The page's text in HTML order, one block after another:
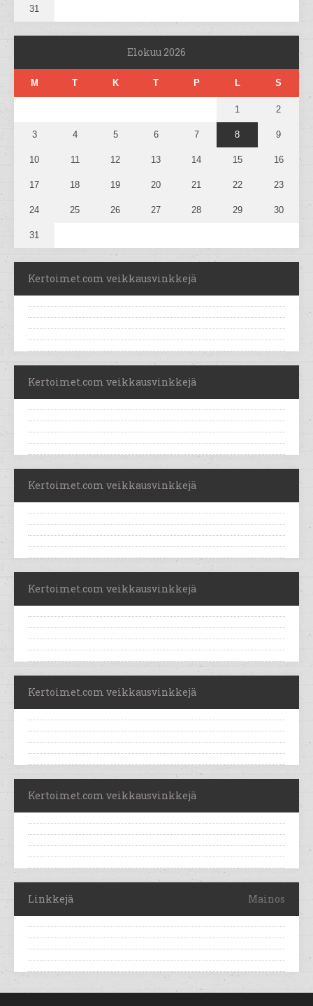
31
Elokuu 2026
M T K T P L S
1 2
3 4 5 6 7 8 9
10 11 12 13 14 15 16
17 18 19 20 21 22 23
24 25 26 27 28 29 30
31
Kertoimet.com veikkausvinkkejä
Kertoimet.com veikkausvinkkejä
Kertoimet.com veikkausvinkkejä
Kertoimet.com veikkausvinkkejä
Kertoimet.com veikkausvinkkejä
Kertoimet.com veikkausvinkkejä
Linkkejä Mainos